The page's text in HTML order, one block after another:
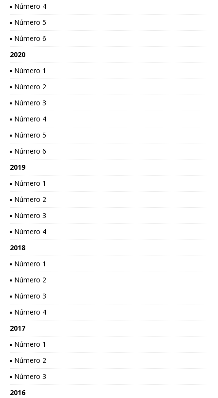
▪ Número 4
▪ Número 5
▪ Número 6
2020
▪ Número 1
▪ Número 2
▪ Número 3
▪ Número 4
▪ Número 5
▪ Número 6
2019
▪ Número 1
▪ Número 2
▪ Número 3
▪ Número 4
2018
▪ Número 1
▪ Número 2
▪ Número 3
▪ Número 4
2017
▪ Número 1
▪ Número 2
▪ Número 3
2016